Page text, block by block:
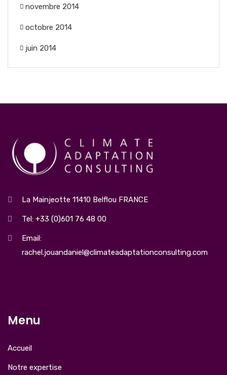
novembre 2014
octobre 2014
juin 2014
La Mainjeotte 11410 Belflou FRANCE
Tel: +33 (0)601 76 48 00
Email:
rachel.jouandaniel@climateadaptationconsulting.com
Menu
Accueil
Notre expertise